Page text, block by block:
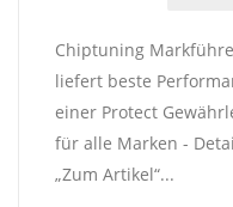
Chiptuning
liefert beste
einer Protect
für alle Marken -
„Zum Artikel“...